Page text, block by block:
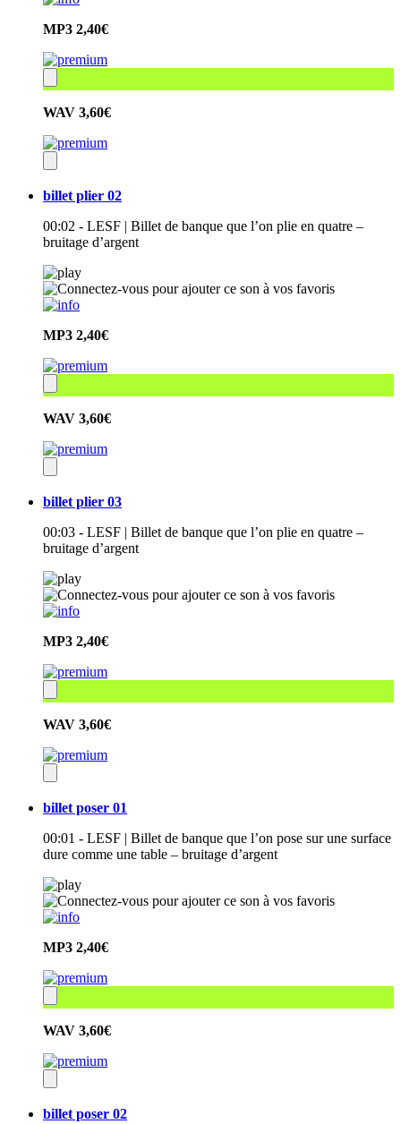
MP3 2,40€
WAV 3,60€
billet plier 02
00:02 - LESF | Billet de banque que l’on plie en quatre –
bruitage d’argent
MP3 2,40€
WAV 3,60€
billet plier 03
00:03 - LESF | Billet de banque que l’on plie en quatre –
bruitage d’argent
MP3 2,40€
WAV 3,60€
billet poser 01
00:01 - LESF | Billet de banque que l’on pose sur une surface
dure comme une table – bruitage d’argent
MP3 2,40€
WAV 3,60€
billet poser 02